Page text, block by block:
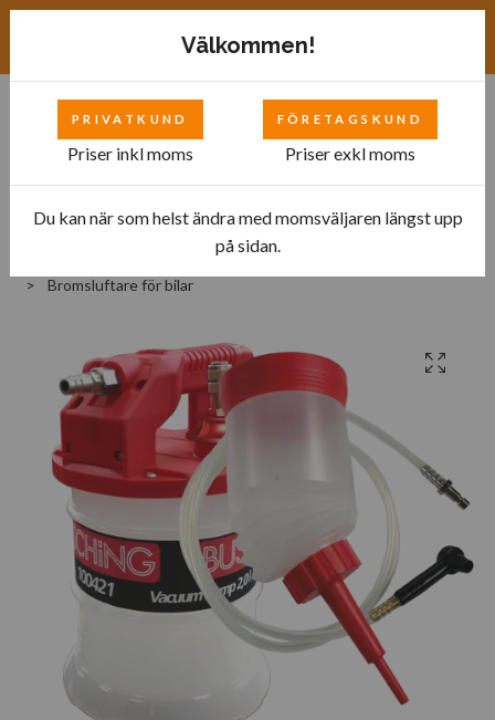
Utrustning för garage och bensinstationer
Bromsluftare för bilar
Välkommen!
PRIVATKUND
Priser inkl moms
FÖRETAGSKUND
Priser exkl moms
Du kan när som helst ändra med momsväljaren längst upp
på sidan.